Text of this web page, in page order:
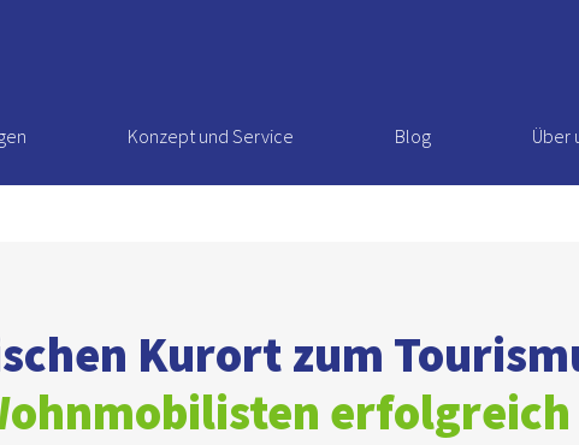
Konzept und Service Blog Über
Kurort zum